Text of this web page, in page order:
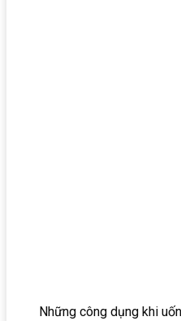
Những công dụng khi